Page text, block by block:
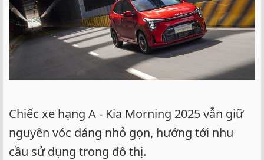
Chiếc xe hạng A - Kia Morning 2025 vẫn giữ
nguyên vóc dáng nhỏ gọn, hướng tới nhu
cầu sử dụng trong đô thị.